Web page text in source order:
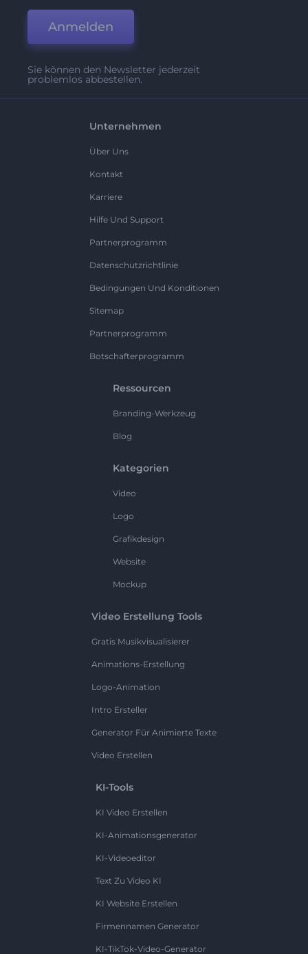
Anmelden
Sie können den Newsletter jederzeit
problemlos abbestellen.
Unternehmen
Über Uns
Kontakt
Karriere
Hilfe Und Support
Partnerprogramm
Datenschutzrichtlinie
Bedingungen Und Konditionen
Sitemap
Partnerprogramm
Botschafterprogramm
Ressourcen
Branding-Werkzeug
Blog
Kategorien
Video
Logo
Grafikdesign
Website
Mockup
Video Erstellung Tools
Gratis Musikvisualisierer
Animations-Erstellung
Logo-Animation
Intro Ersteller
Generator Für Animierte Texte
Video Erstellen
KI-Tools
KI Video Erstellen
KI-Animationsgenerator
KI-Videoeditor
Text Zu Video KI
KI Website Erstellen
Firmennamen Generator
KI-TikTok-Video-Generator